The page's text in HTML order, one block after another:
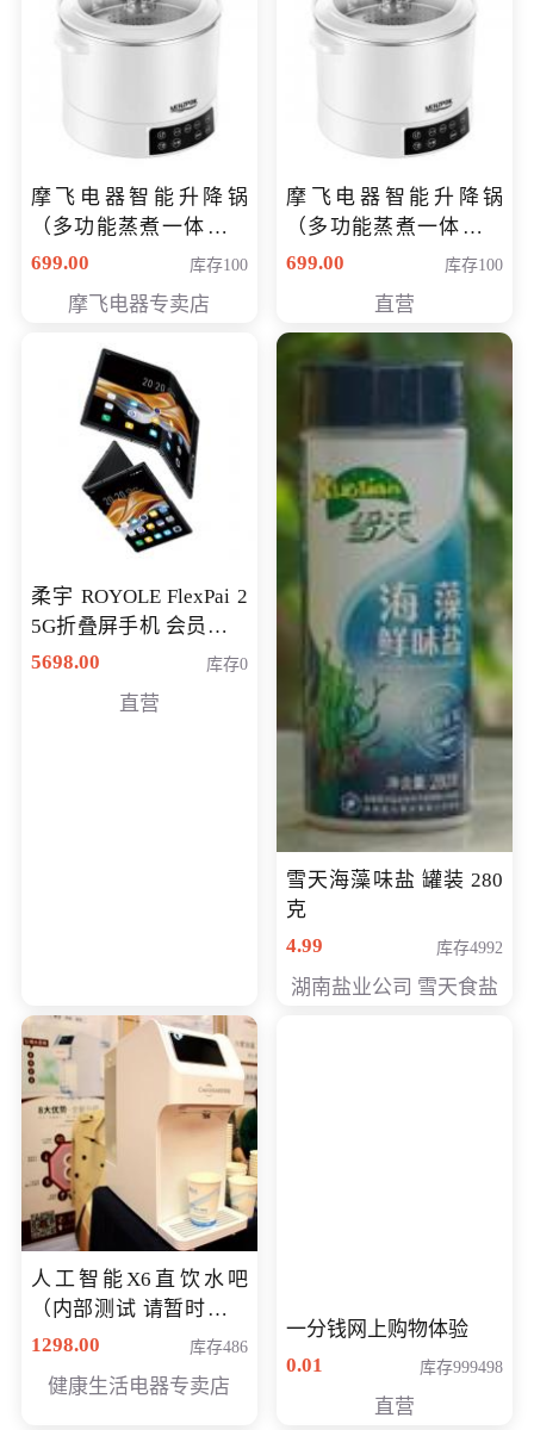
摩飞电器智能升降锅
（多功能蒸煮一体锅）
（智能升降养生锅） 会
699.00 库存100
摩飞电器专卖店
摩飞电器智能升降锅
（多功能蒸煮一体锅）
（智能升降养生锅） 会
699.00 库存100
直营
柔宇 ROYOLE FlexPai 2
5G折叠屏手机 会员专享
购买价格 4998元
5698.00 库存0
直营
雪天海藻味盐 罐装 280
克
4.99
库存4992
湖南盐业公司 雪天食盐
人工智能X6直饮水吧
（内部测试 请暂时不要
购买）
1298.00 库存486
健康生活电器专卖店
一分钱网上购物体验
0.01
库存999498
直营